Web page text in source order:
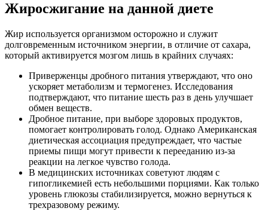
Жиросжигание на данной диете
Жир используется организмом осторожно и служит
долговременным источником энергии, в отличие от сахара,
который активируется мозгом лишь в крайних случаях:
Приверженцы дробного питания утверждают, что оно
ускоряет метаболизм и термогенез. Исследования
подтверждают, что питание шесть раз в день улучшает
обмен веществ.
Дробное питание, при выборе здоровых продуктов,
помогает контролировать голод. Однако Американская
диетическая ассоциация предупреждает, что частые
приемы пищи могут привести к перееданию из-за
реакции на легкое чувство голода.
В медицинских источниках советуют людям с
гипогликемией есть небольшими порциями. Как только
уровень глюкозы стабилизируется, можно вернуться к
трехразовому режиму.